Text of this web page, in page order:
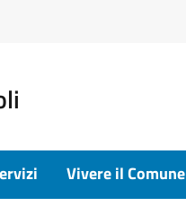
Vivere il Comune